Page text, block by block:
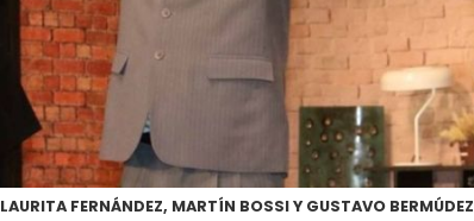
LAURITA FERNÁNDEZ, MARTÍN BOSSI Y GUSTAVO BERMÚDEZ